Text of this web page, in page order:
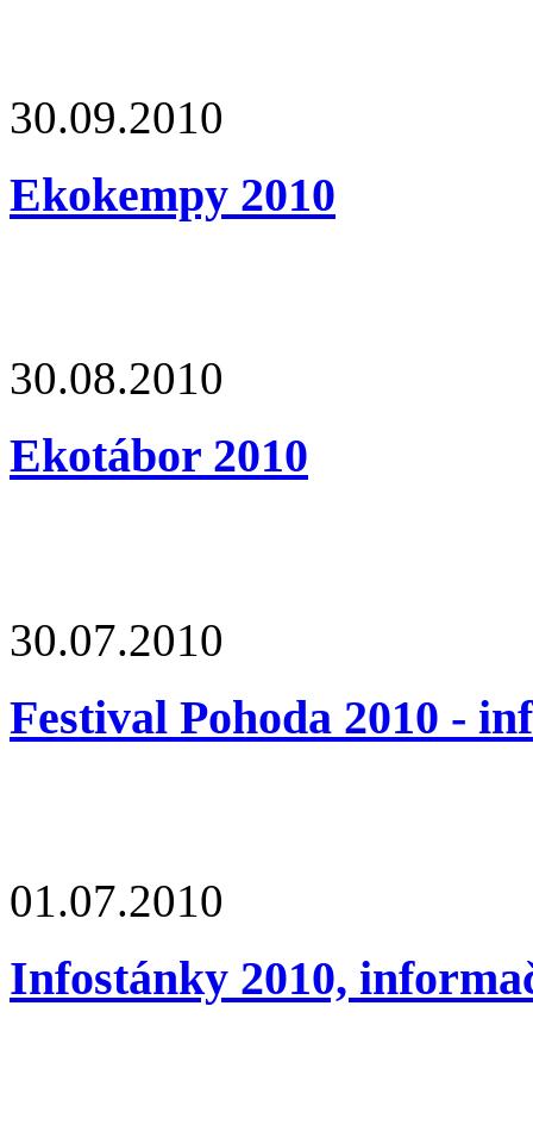
30.09.2010
Ekokempy 2010
30.08.2010
Ekotábor 2010
30.07.2010
Festival Pohoda 2010 -
01.07.2010
Infostánky 2010,